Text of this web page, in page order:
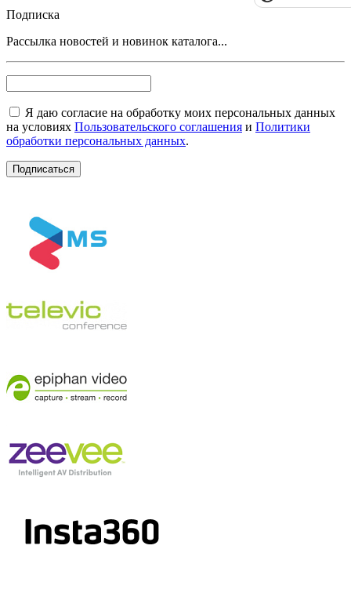
Подписка
Рассылка новостей и новинок каталога...
Я даю согласие на обработку моих персональных данных
на условиях Пользовательского соглашения и Политики
обработки персональных данных.